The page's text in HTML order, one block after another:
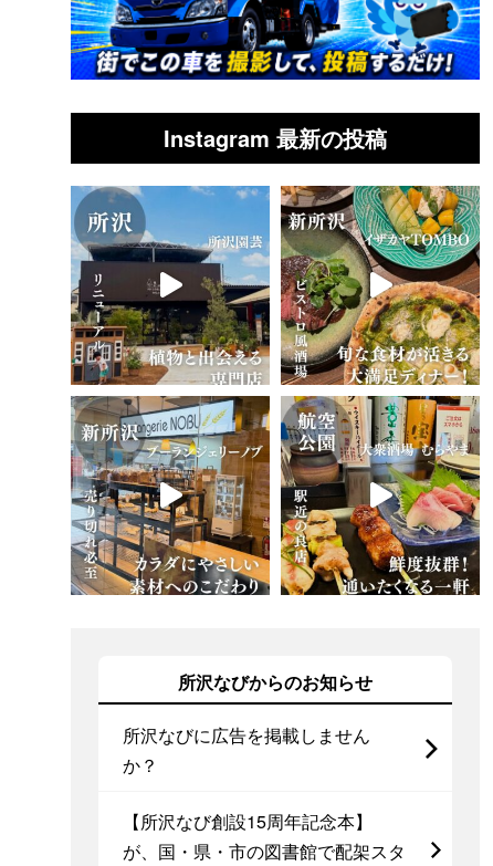
Instagram 最新の投稿
所沢なびからのお知らせ
所沢なびに広告を掲載しません
か？
【所沢なび創設15周年記念本】
が、国・県・市の図書館で配架スタ